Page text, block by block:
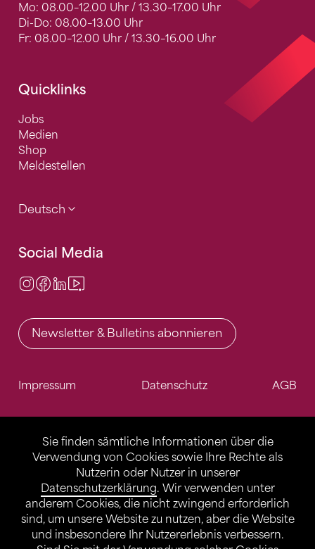
Sie finden sämtliche Informationen über die
Verwendung von Cookies sowie Ihre Rechte als
Nutzerin oder Nutzer in unserer
Datenschutzerklärung. Wir verwenden unter
anderem Cookies, die nicht zwingend erforderlich
sind, um unsere Website zu nutzen, aber die Website
und insbesondere Ihr Nutzererlebnis verbessern.
Mo: 08.00–12.00 Uhr / 13.30–17.00 Uhr
Di-Do: 08.00–13.00 Uhr
Fr: 08.00–12.00 Uhr / 13.30–16.00 Uhr
Quicklinks
Jobs
Medien
Shop
Meldestellen
Deutsch
Social Media
Instagram
Facebook
LinkedIn
Newsletter & Bulletins abonnieren
Impressum Datenschutz AGB